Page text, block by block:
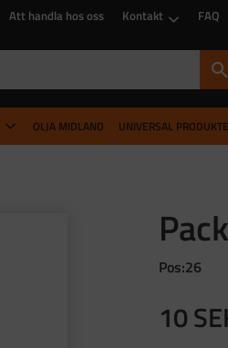
Att handla hos oss Kontakt FAQ
OLJA MIDLAND UNIVERSAL
Pos:26
10